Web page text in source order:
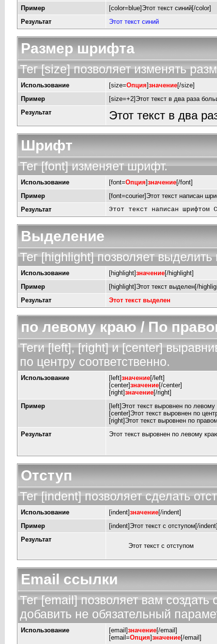
Пример
[color=blue]Этот текст синий[/color]
Результат
Этот текст синий
Размер шрифта
Тег [size] позволяет изменять
Использование [size=Опция]значение[/size]
Пример
[size=+2]Этот текст в два раза
Результат
Этот текст в два
Шрифт
Тег [font] изменяет шрифт.
Использование [font=Опция]значение[/font]
Пример
[font=courier]Этот текст написан
Результат
Этот текст написан шрифтом
Выделение
Тег [highlight] позволяет выделить
Использование [highlight]значение[/highlight]
Пример
[highlight]Этот текст выделен[/
Результат
Этот текст выделен
по левому краю / По
Теги [left], [right] и [center]
по центру соответственно.
Использование [left]значение[/left]
[center]значение[/center]
[right]значение[/right]
Пример
[left]Этот текст выровнен по
[center]Этот текст выровнен по
[right]Этот текст выровнен по
Результат
Этот текст выровнен по левому
Отступ
Тег [indent] позволяет сделать
Использование [indent]значение[/indent]
Пример
[indent]Этот текст с отступом[/
Результат
Этот текст с отступом
Email ссылки
Тег [email] позволяет вам
добавить не обязательный
Использование [email]значение[/email]
[email=Опция]значение[/email]